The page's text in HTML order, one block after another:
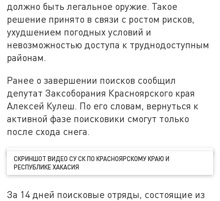
должно быть легальное оружие. Такое
решение принято в связи с ростом рисков,
ухудшением погодных условий и
невозможностью доступа к труднодоступным
районам.
Ранее о завершении поисков сообщил
депутат Заксоборания Красноярского края
Алексей Кулеш. По его словам, вернуться к
активной фазе поисковики смогут только
после схода снега.
СКРИНШОТ ВИДЕО СУ СК ПО КРАСНОЯРСКОМУ КРАЮ И
РЕСПУБЛИКЕ ХАКАСИЯ
За 14 дней поисковые отряды, состоящие из